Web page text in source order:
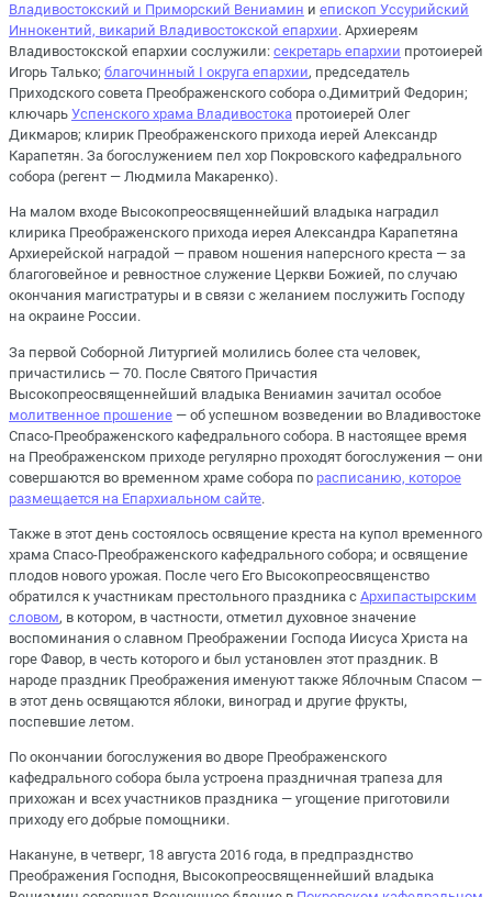
Владивостокский и Приморский Вениамин и епископ Уссурийский
Иннокентий, викарий Владивостокской епархии. Архиереям
Владивостокской епархии сослужили: секретарь епархии протоиерей
Игорь Талько; благочинный I округа епархии, председатель
Приходского совета Преображенского собора о.Димитрий Федорин;
ключарь Успенского храма Владивостока протоиерей Олег
Дикмаров; клирик Преображенского прихода иерей Александр
Карапетян. За богослужением пел хор Покровского кафедрального
собора (регент — Людмила Макаренко).
На малом входе Высокопреосвященнейший владыка наградил
клирика Преображенского прихода иерея Александра Карапетяна
Архиерейской наградой — правом ношения наперсного креста — за
благоговейное и ревностное служение Церкви Божией, по случаю
окончания магистратуры и в связи с желанием послужить Господу
на окраине России.
За первой Соборной Литургией молились более ста человек,
причастились — 70. После Святого Причастия
Высокопреосвященнейший владыка Вениамин зачитал особое
молитвенное прошение — об успешном возведении во Владивостоке
Спасо-Преображенского кафедрального собора. В настоящее время
на Преображенском приходе регулярно проходят богослужения — они
совершаются во временном храме собора по расписанию, которое
размещается на Епархиальном сайте.
Также в этот день состоялось освящение креста на купол временного
храма Спасо-Преображенского кафедрального собора; и освящение
плодов нового урожая. После чего Его Высокопреосвященство
обратился к участникам престольного праздника с Архипастырским
словом, в котором, в частности, отметил духовное значение
воспоминания о славном Преображении Господа Иисуса Христа на
горе Фавор, в честь которого и был установлен этот праздник. В
народе праздник Преображения именуют также Яблочным Спасом —
в этот день освящаются яблоки, виноград и другие фрукты,
поспевшие летом.
По окончании богослужения во дворе Преображенского
кафедрального собора была устроена праздничная трапеза для
прихожан и всех участников праздника — угощение приготовили
приходу его добрые помощники.
Накануне, в четверг, 18 августа 2016 года, в предпразднство
Преображения Господня, Высокопреосвященнейший владыка